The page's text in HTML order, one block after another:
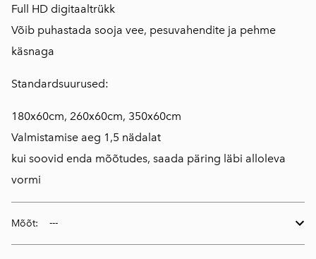
Full HD digitaaltrükk
Võib puhastada sooja vee, pesuvahendite ja pehme
käsnaga
Standardsuurused:
180x60cm, 260x60cm, 350x60cm
Valmistamise aeg 1,5 nädalat
kui soovid enda mõõtudes, saada päring läbi alloleva
vormi
Mõõt: